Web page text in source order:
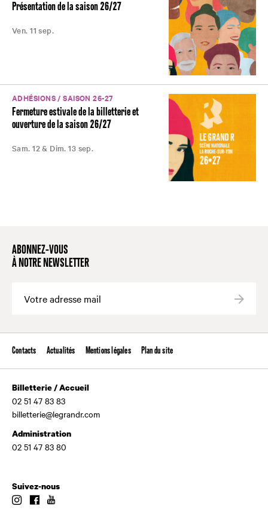
Présentation de la saison 26/27
Ven. 11 sep.
ADHÉSIONS / SAISON 26-27
Fermeture estivale de la billetterie et
ouverture de la saison 26/27
Sam. 12 & Dim. 13 sep.
ABONNEZ-VOUS
À NOTRE NEWSLETTER
Contacts Actualités Mentions légales Plan du site
Billetterie / Accueil
02 51 47 83 83
billetterie@legrandr.com
Administration
02 51 47 83 80
Suivez-nous
InstagramFacebook